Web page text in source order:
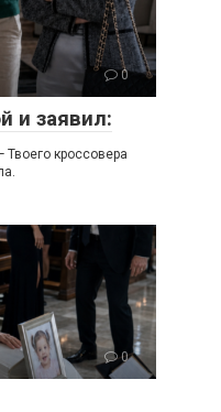
0
и заявил:
кроссовера
0